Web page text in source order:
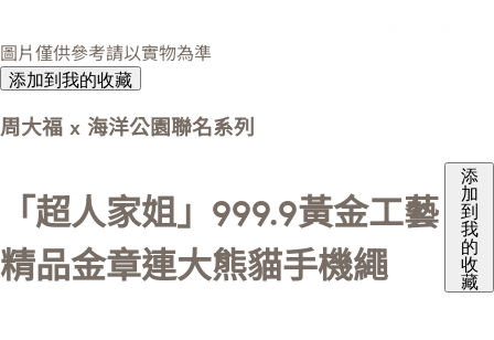
圖片僅供參考請以實物為準
添加到我的收藏
周大福 x 海洋公園聯名系列
「超人家姐」999.9黃金工藝
精品金章連大熊貓手機繩
添
加
到
我
的
收
藏